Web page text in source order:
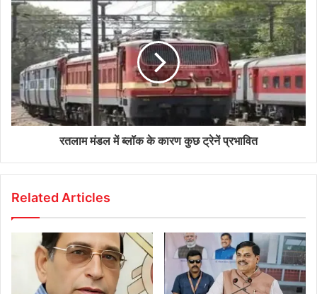
रतलाम मंडल में ब्लॉक के कारण कुछ ट्रेनें प्रभावित
Related Articles